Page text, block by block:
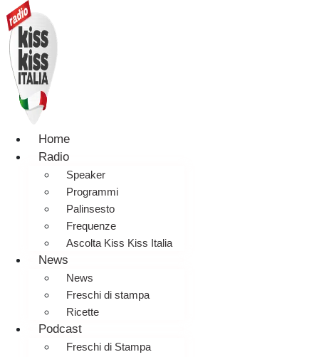
Home
Radio
Speaker
Programmi
Palinsesto
Frequenze
Ascolta Kiss Kiss Italia
News
News
Freschi di stampa
Ricette
Podcast
Freschi di Stampa